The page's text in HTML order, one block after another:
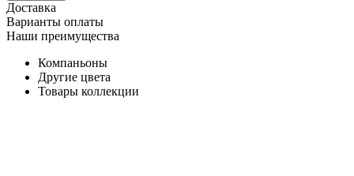
Доставка
Варианты оплаты
Наши преимущества
Компаньоны
Другие цвета
Товары коллекции